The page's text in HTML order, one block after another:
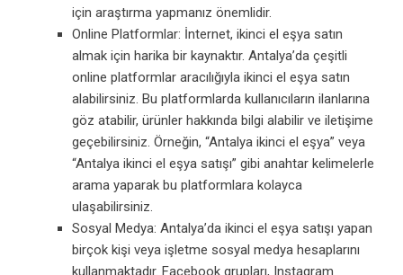
için araştırma yapmanız önemlidir.
Online Platformlar: İnternet, ikinci el eşya satın
almak için harika bir kaynaktır. Antalya’da çeşitli
online platformlar aracılığıyla ikinci el eşya satın
alabilirsiniz. Bu platformlarda kullanıcıların ilanlarına
göz atabilir, ürünler hakkında bilgi alabilir ve iletişime
geçebilirsiniz. Örneğin, “Antalya ikinci el eşya” veya
“Antalya ikinci el eşya satışı” gibi anahtar kelimelerle
arama yaparak bu platformlara kolayca
ulaşabilirsiniz.
Sosyal Medya: Antalya’da ikinci el eşya satışı yapan
birçok kişi veya işletme sosyal medya hesaplarını
kullanmaktadır. Facebook grupları, Instagram